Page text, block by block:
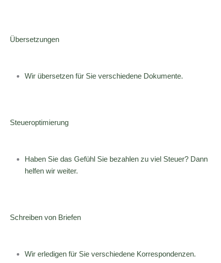
Übersetzungen
Wir übersetzen für Sie verschiedene Dokumente.
Steueroptimierung
Haben Sie das Gefühl Sie bezahlen zu viel Steuer? Dann
helfen wir weiter.
Schreiben von Briefen
Wir erledigen für Sie verschiedene Korrespondenzen.